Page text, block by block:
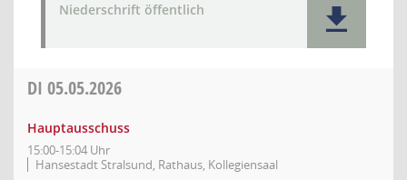
Niederschrift öffentlich
DI 05.05.2026
Hauptausschuss
15:00-15:04 Uhr
Hansestadt Stralsund, Rathaus, Kollegiensaal